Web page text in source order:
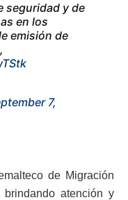
seguridad y de
en los
emisión de
7,
de Migración
atención y